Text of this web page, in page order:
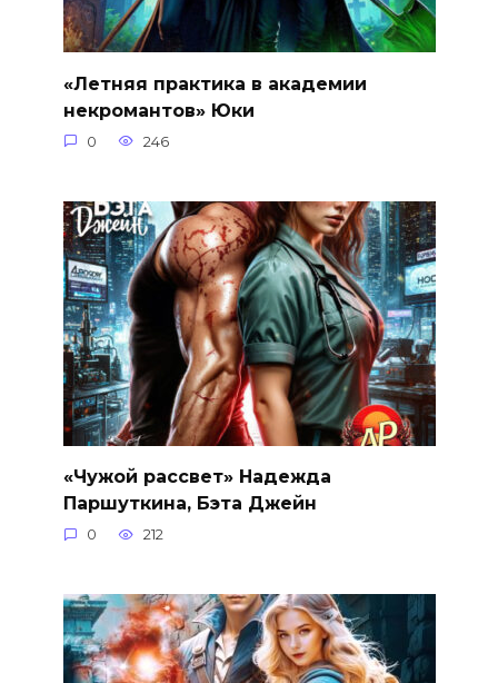
«Летняя практика в академии
некромантов» Юки
0 246
«Чужой рассвет» Надежда
Паршуткина, Бэта Джейн
0 212